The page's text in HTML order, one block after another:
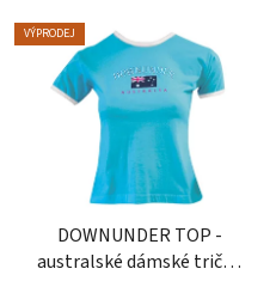
VÝPRODEJ
DOWNUNDER TOP -
australské dámské tričko